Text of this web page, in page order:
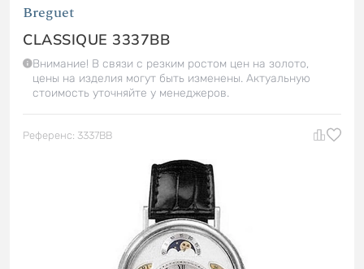
Breguet
CLASSIQUE 3337BB
Внимание! В связи с резким ростом цен на золото,
цены на изделия могут быть изменены. Актуальную
стоимость уточняйте у менеджеров.
Референс: 3337BB